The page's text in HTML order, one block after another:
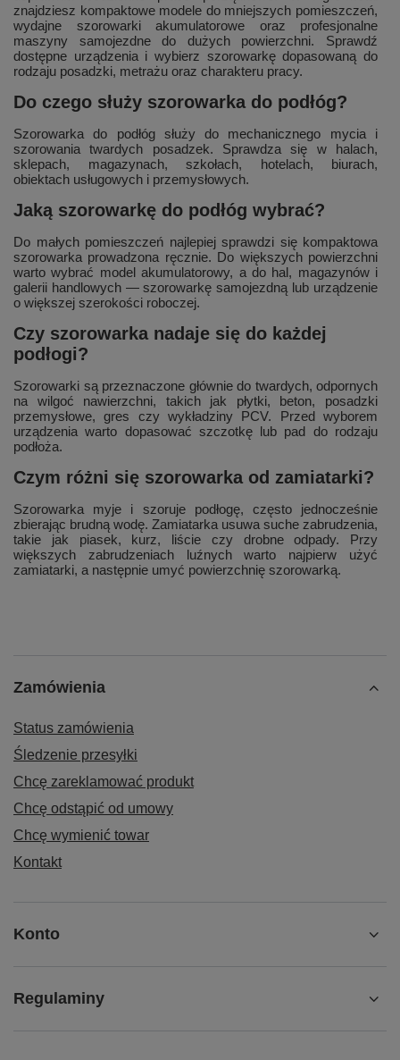
znajdziesz kompaktowe modele do mniejszych pomieszczeń,
wydajne szorowarki akumulatorowe oraz profesjonalne
maszyny samojezdne do dużych powierzchni. Sprawdź
dostępne urządzenia i wybierz szorowarkę dopasowaną do
rodzaju posadzki, metrażu oraz charakteru pracy.
Do czego służy szorowarka do podłóg?
Szorowarka do podłóg służy do mechanicznego mycia i
szorowania twardych posadzek. Sprawdza się w halach,
sklepach, magazynach, szkołach, hotelach, biurach,
obiektach usługowych i przemysłowych.
Jaką szorowarkę do podłóg wybrać?
Do małych pomieszczeń najlepiej sprawdzi się kompaktowa
szorowarka prowadzona ręcznie. Do większych powierzchni
warto wybrać model akumulatorowy, a do hal, magazynów i
galerii handlowych — szorowarkę samojezdną lub urządzenie
o większej szerokości roboczej.
Czy szorowarka nadaje się do każdej
podłogi?
Szorowarki są przeznaczone głównie do twardych, odpornych
na wilgoć nawierzchni, takich jak płytki, beton, posadzki
przemysłowe, gres czy wykładziny PCV. Przed wyborem
urządzenia warto dopasować szczotkę lub pad do rodzaju
podłoża.
Czym różni się szorowarka od zamiatarki?
Szorowarka myje i szoruje podłogę, często jednocześnie
zbierając brudną wodę. Zamiatarka usuwa suche zabrudzenia,
takie jak piasek, kurz, liście czy drobne odpady. Przy
większych zabrudzeniach luźnych warto najpierw użyć
zamiatarki, a następnie umyć powierzchnię szorowarką.
Zamówienia
Status zamówienia
Śledzenie przesyłki
Chcę zareklamować produkt
Chcę odstąpić od umowy
Chcę wymienić towar
Kontakt
Konto
Regulaminy